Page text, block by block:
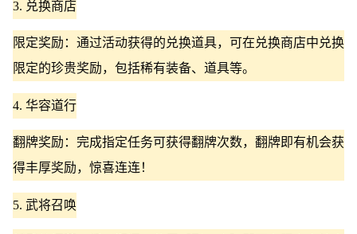
3. 兑换商店
限定奖励：通过活动获得的兑换道具，可在兑换商店中兑换
限定的珍贵奖励，包括稀有装备、道具等。
4. 华容道行
翻牌奖励：完成指定任务可获得翻牌次数，翻牌即有机会获
得丰厚奖励，惊喜连连！
5. 武将召唤